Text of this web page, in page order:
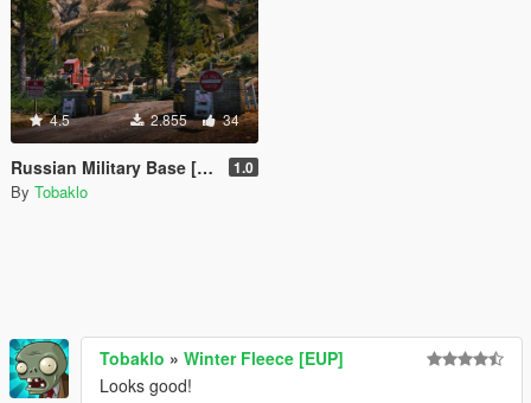
4.5 2.855 34
Russian Military Base [Menyoo] 1.0
By Tobaklo
Tobaklo » Winter Fleece [EUP]
Looks good!